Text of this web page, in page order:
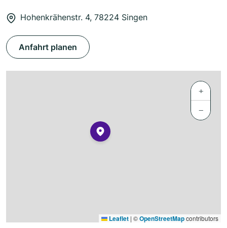
Hohenkrähenstr. 4, 78224 Singen
Anfahrt planen
+
−
Leaflet | ©OpenStreetMapcontributors